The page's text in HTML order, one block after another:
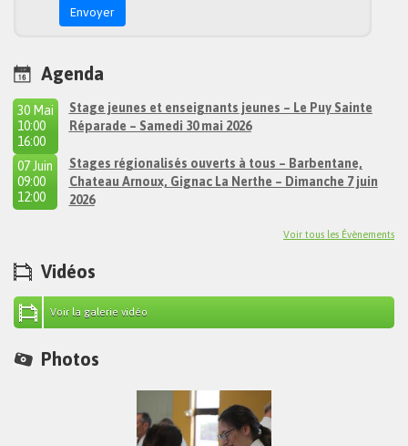
Agenda
Stage jeunes et enseignants jeunes – Le Puy Sainte
Réparade – Samedi 30 mai 2026
30 Mai
10:00
à
16:00
Stages régionalisés ouverts à tous – Barbentane,
Chateau Arnoux, Gignac La Nerthe – Dimanche 7 juin
2026
07 Juin
09:00
à
12:00
Voir tous les Évènements
Vidéos
Voir la galerie vidéo
Photos